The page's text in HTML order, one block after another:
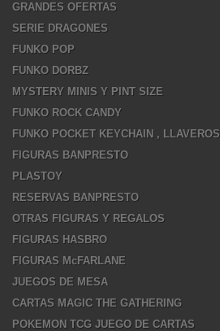
GRANDES OFERTAS
SERIE DRAGONES
FUNKO POP
FUNKO DORBZ
MYSTERY MINIS Y PINT SIZE
FUNKO ROCK CANDY
FUNKO POCKET KEYCHAIN , LLAVEROS
FIGURAS BANPRESTO
PLASTOY
RESERVAS BANPRESTO
OTRAS FIGURAS Y REGALOS
FIGURAS HASBRO
FIGURAS McFARLANE
JUEGOS DE MESA
CARTAS MAGIC THE GATHERING
POKEMON TCG JUEGO DE CARTAS